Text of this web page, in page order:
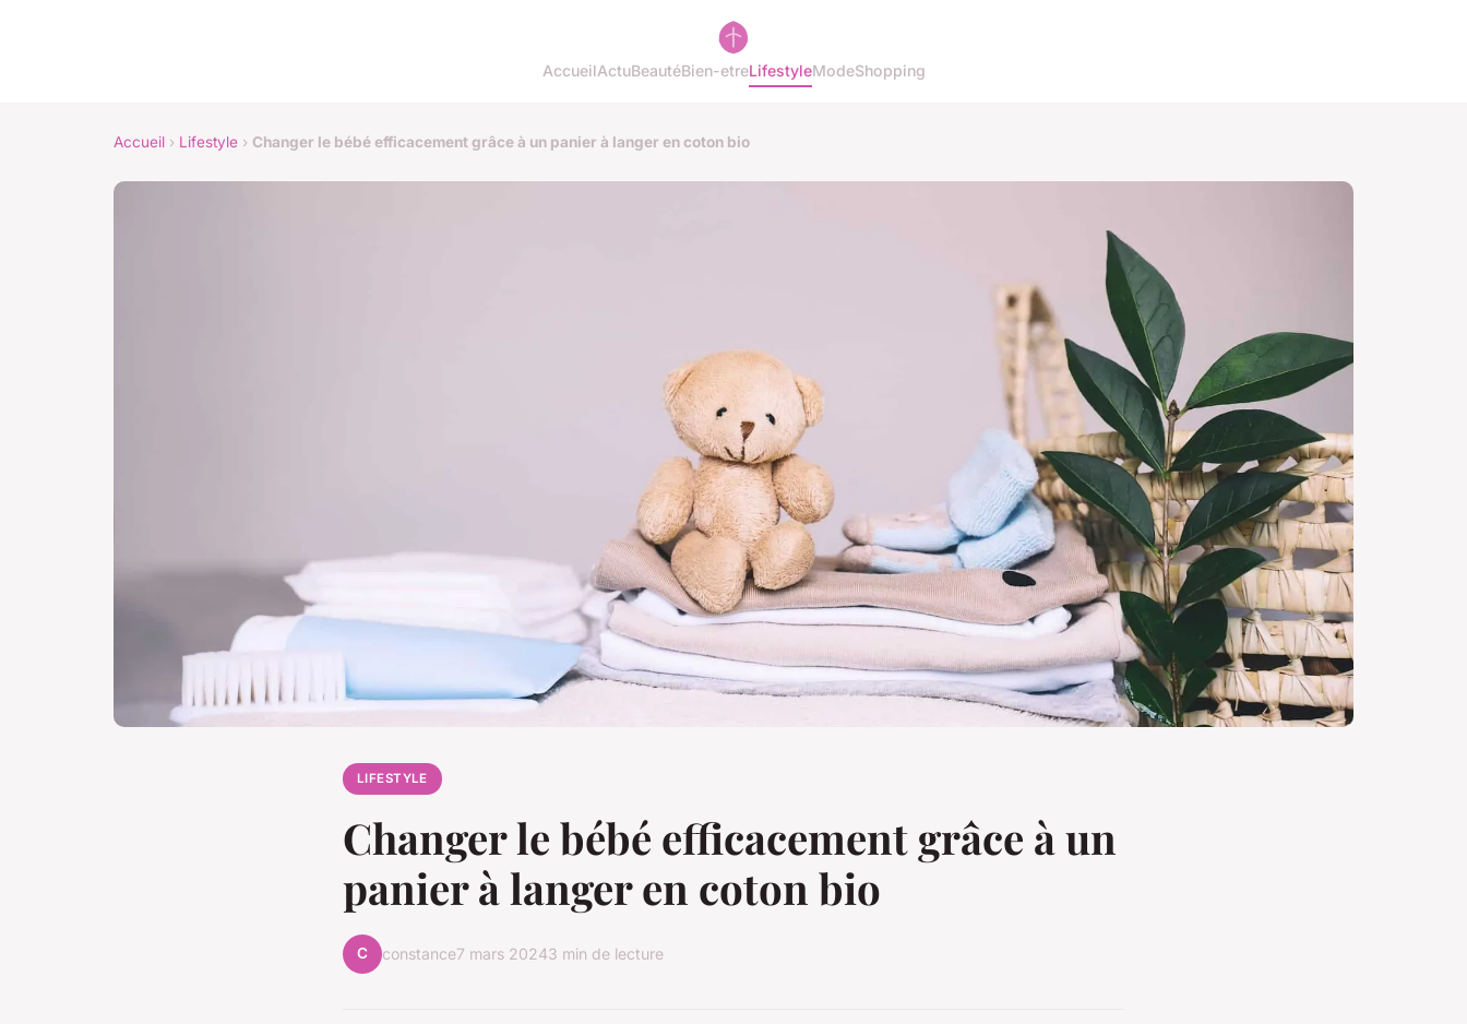
AccueilActuBeautéBien-etreLifestyleModeShopping
Accueil › Lifestyle › Changer le bébé efficacement grâce à un panier à langer en coton bio
LIFESTYLE
Changer le bébé efficacement grâce à un
panier à langer en coton bio
C constance7 mars 20243 min de lecture